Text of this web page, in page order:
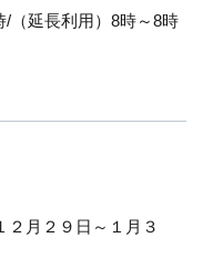
（延長利用）8時～8時
２月２９日～１月３